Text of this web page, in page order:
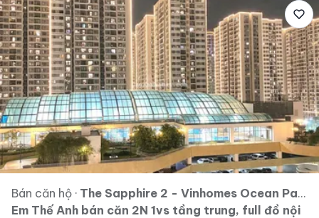
Bán căn hộ · The Sapphire 2 - Vinhomes Ocean Park - Vinhomes Ocean Park Gia Lâm
Em Thế Anh bán căn 2N 1vs tầng trung, full đồ nội